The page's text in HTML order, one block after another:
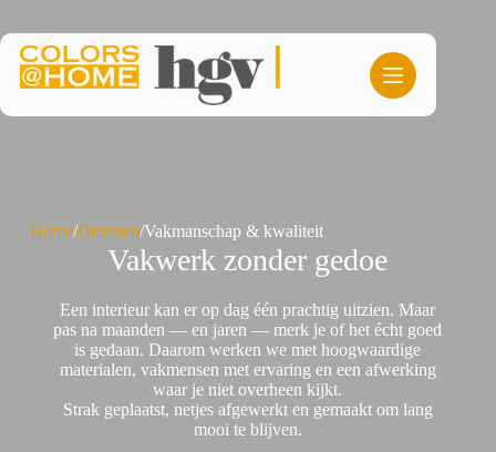
de
inhoud
Home/Diensten/Vakmanschap & kwaliteit
Vakwerk zonder gedoe
Een interieur kan er op dag één prachtig uitzien. Maar
pas na maanden — en jaren — merk je of het écht goed
is gedaan. Daarom werken we met hoogwaardige
materialen, vakmensen met ervaring en een afwerking
waar je niet overheen kijkt.
Strak geplaatst, netjes afgewerkt en gemaakt om lang
mooi te blijven.